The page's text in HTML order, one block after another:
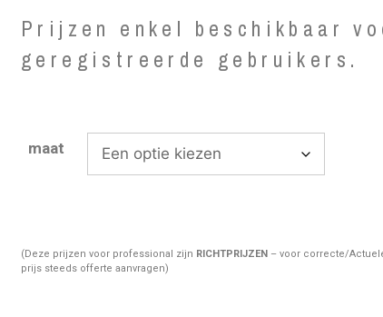
Prijzen enkel beschikbaar
geregistreerde gebruikers.
maat
(Deze prijzen voor professional zijn RICHTPRIJZEN – voor correcte/
prijs steeds offerte aanvragen)